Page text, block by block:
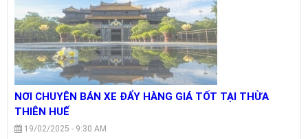
NƠI CHUYÊN BÁN XE ĐẨY HÀNG GIÁ TỐT TẠI THỪA
THIÊN HUẾ
19/02/2025 - 9:30 AM